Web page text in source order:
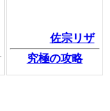
佐宗リザ
究極の攻略